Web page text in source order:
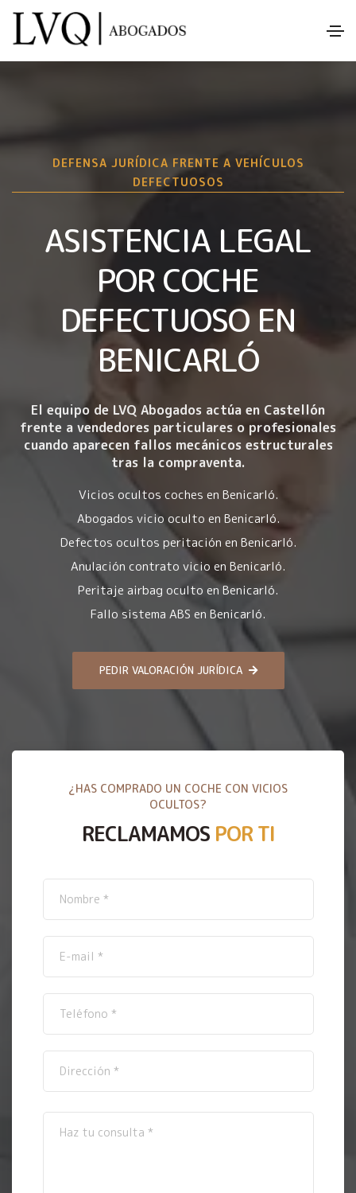
DEFENSA JURÍDICA FRENTE A VEHÍCULOS
DEFECTUOSOS
ASISTENCIA LEGAL
POR COCHE
DEFECTUOSO EN
BENICARLÓ
El equipo de LVQ Abogados actúa en Castellón
frente a vendedores particulares o profesionales
cuando aparecen fallos mecánicos estructurales
tras la compraventa.
Vicios ocultos coches en Benicarló.
Abogados vicio oculto en Benicarló.
Defectos ocultos peritación en Benicarló.
Anulación contrato vicio en Benicarló.
Peritaje airbag oculto en Benicarló.
Fallo sistema ABS en Benicarló.
PEDIR VALORACIÓN JURÍDICA
¿HAS COMPRADO UN COCHE CON VICIOS
OCULTOS?
RECLAMAMOS POR TI